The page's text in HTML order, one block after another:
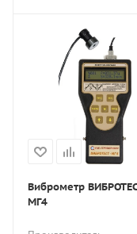
Виброметр
МГ4